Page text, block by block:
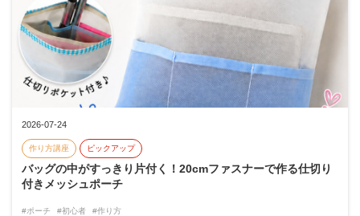
2026-07-24
作り方講座 ピックアップ
バッグの中がすっきり片付く！20cmファスナーで作る仕切り
付きメッシュポーチ
#ポーチ #初心者 #作り方